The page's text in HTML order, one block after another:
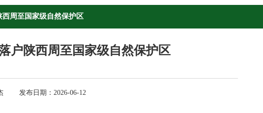
周至国家级自然保护区
户陕西周至国家级自然保护区
发布日期：2026-06-12